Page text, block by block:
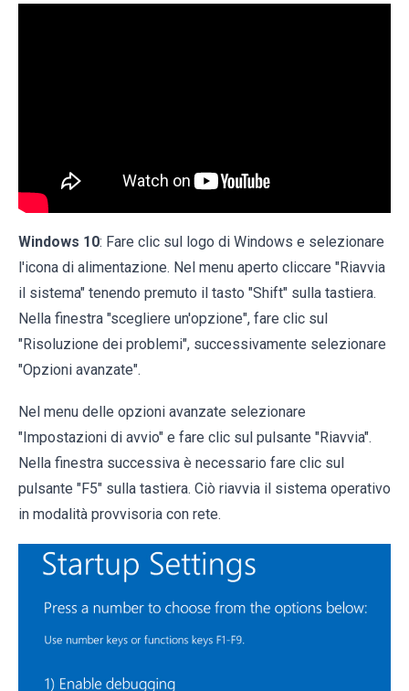
Windows 10: Fare clic sul logo di Windows e selezionare
l'icona di alimentazione. Nel menu aperto cliccare "Riavvia
il sistema" tenendo premuto il tasto "Shift" sulla tastiera.
Nella finestra "scegliere un'opzione", fare clic sul
"Risoluzione dei problemi", successivamente selezionare
"Opzioni avanzate".
Nel menu delle opzioni avanzate selezionare
"Impostazioni di avvio" e fare clic sul pulsante "Riavvia".
Nella finestra successiva è necessario fare clic sul
pulsante "F5" sulla tastiera. Ciò riavvia il sistema operativo
in modalità provvisoria con rete.